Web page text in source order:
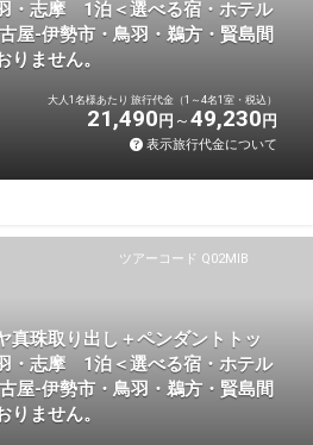
・志摩 1泊＜選べる宿・ホテル
-伊勢市・鳥羽・鵜方・賢島間
ません。
大人1名様あたり 旅行代金（1～4名1室・税込）
21,490 円 49,230 円
表示旅行代金について
ツアーコード Q02MIB
真珠取り出し＋ペンダントトッ
・志摩 1泊＜選べる宿・ホテル
-伊勢市・鳥羽・鵜方・賢島間
ません。